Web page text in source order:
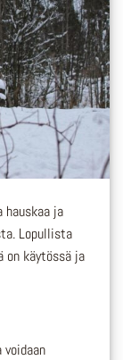
hauskaa ja
Lopullista
on käytössä ja